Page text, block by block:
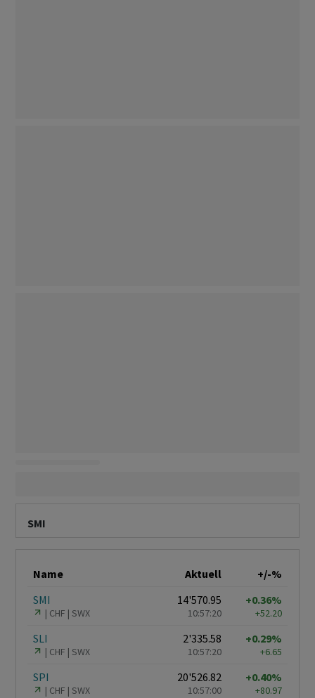
SMI
Name Aktuell
+/-%
SMI
CHF SWX
14'570.95
10:57:20
+0.36%
+52.20
SLI
CHF SWX
2'335.58
10:57:20
+0.29%
+6.65
SPI
CHF SWX
20'526.82
10:57:00
+0.40%
+80.97